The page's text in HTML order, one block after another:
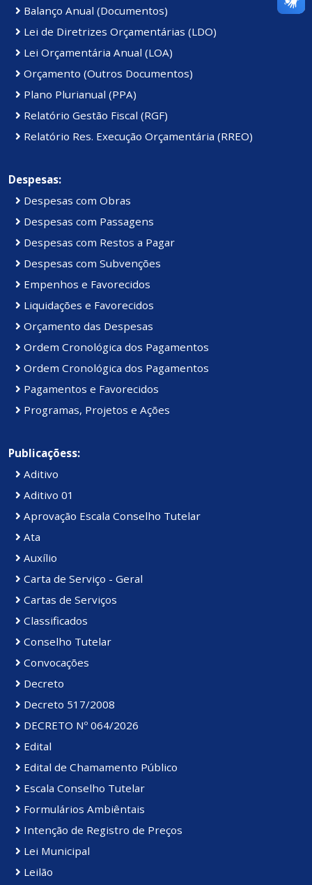
Balanço Anual (Documentos)
Lei de Diretrizes Orçamentárias (LDO)
Lei Orçamentária Anual (LOA)
Orçamento (Outros Documentos)
Plano Plurianual (PPA)
Relatório Gestão Fiscal (RGF)
Relatório Res. Execução Orçamentária (RREO)
Despesas:
Despesas com Obras
Despesas com Passagens
Despesas com Restos a Pagar
Despesas com Subvenções
Empenhos e Favorecidos
Liquidações e Favorecidos
Orçamento das Despesas
Ordem Cronológica dos Pagamentos
Ordem Cronológica dos Pagamentos
Pagamentos e Favorecidos
Programas, Projetos e Ações
Publicaçõess:
Aditivo
Aditivo 01
Aprovação Escala Conselho Tutelar
Ata
Auxílio
Carta de Serviço - Geral
Cartas de Serviços
Classificados
Conselho Tutelar
Convocações
Decreto
Decreto 517/2008
DECRETO Nº 064/2026
Edital
Edital de Chamamento Público
Escala Conselho Tutelar
Formulários Ambiêntais
Intenção de Registro de Preços
Lei Municipal
Leilão